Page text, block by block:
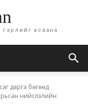
асаана
дарга бөгөөд
нийслэлийн